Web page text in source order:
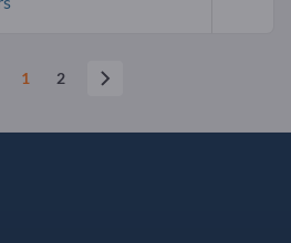
1 2